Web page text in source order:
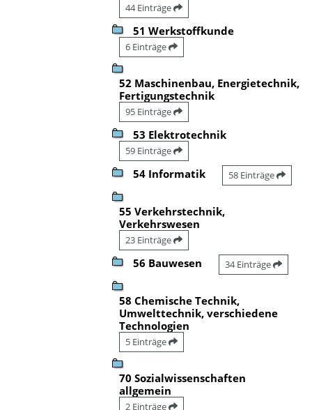
44 Einträge
51 Werkstoffkunde
6 Einträge
52 Maschinenbau, Energietechnik,
Fertigungstechnik
95 Einträge
53 Elektrotechnik
59 Einträge
54 Informatik 58 Einträge
55 Verkehrstechnik,
Verkehrswesen
23 Einträge
56 Bauwesen 34 Einträge
58 Chemische Technik,
Umwelttechnik, verschiedene
Technologien
5 Einträge
70 Sozialwissenschaften
allgemein
2 Einträge